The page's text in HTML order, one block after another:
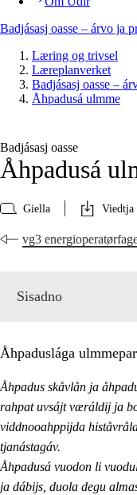
Badjásasj oasse – árvo ja
Læring og trivsel
Læreplanverket
Badjásasj oasse –
Åhpadusá ulmme
Badjásasj oasse
Åhpadusá
Giella Viedtja
vg3
Sisadno
Åhpaduslága
Åhpadus skåvlån ja
rahpat uvsájt væráldij ja
viddnooahppijda
tjanástagáv.
Åhpadusá vuodon li
ja dábijs, duola degu